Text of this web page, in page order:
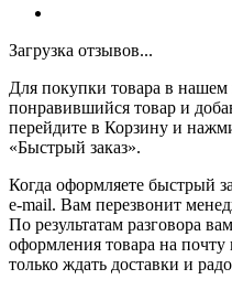
Загрузка отзывов...
Для покупки товара в нашем
понравившийся товар и
перейдите в Корзину и
«Быстрый заказ».
Когда оформляете быстрый
e-mail. Вам перезвонит
По результатам разговора
оформления товара на
только ждать доставки и